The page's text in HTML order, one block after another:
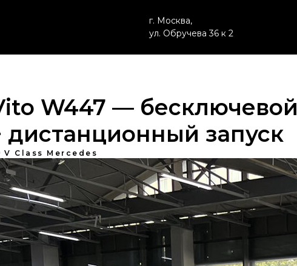
г. Москва,
ул. Обручева 36 к 2
W447 — бесключевой
дистанционный запуск
V Class Mercedes